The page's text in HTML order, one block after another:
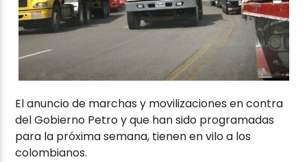
El anuncio de marchas y movilizaciones en contra
del Gobierno Petro y que han sido programadas
para la próxima semana, tienen en vilo a los
colombianos.